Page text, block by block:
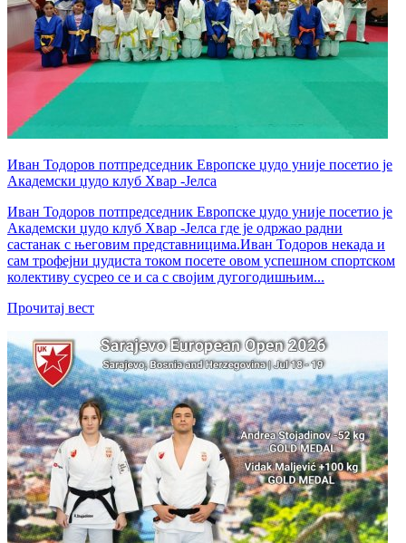
Иван Тодоров потпредседник Европске џудо уније посетио је
Академски џудо клуб Хвар -Јелса
Иван Тодоров потпредседник Европске џудо уније посетио је
Академски џудо клуб Хвар -Јелса где је одржао радни
састанак с његовим представницима.Иван Тодоров некада и
сам трофејни џудиста током посете овом успешном спортском
колективу сусрео се и са с својим дугогодишњим...
Прочитај вест